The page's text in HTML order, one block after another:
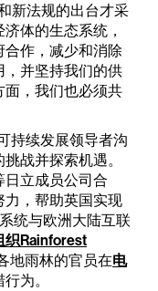
新法规的出台才采
体的生态系统，
作，减少和消除
并坚持我们的供
面，我们也必须共
持续发展领导者沟
战并探索机遇。
日立成员公司合
，帮助英国实现
统与欧洲大陆互联
织Rainforest
地雨林的官员在电
为。